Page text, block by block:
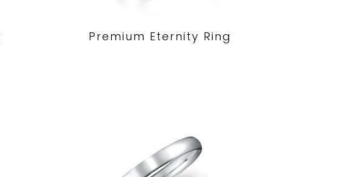
Premium Eternity Ring